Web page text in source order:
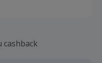
cashback